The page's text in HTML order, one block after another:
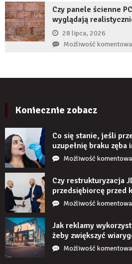
Czy panele ścienne
wyglądają
28 lipca, 2026
Możliwość
Koniecznie zobacz
Co się stanie, jeśli
uzupełnię braku zęba
Możliwość
Czy restrukturyzacja
przedsiębiorcę przed
Możliwość
Jak reklamy
żeby zwiększyć
Możliwość